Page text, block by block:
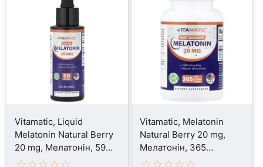
Vitamatic, Liquid
Melatonin Natural Berry
20 mg, Мелатонін, 59
мл
Vitamatic, Melatonin
Natural Berry 20 mg,
Мелатонін, 365
таблеток